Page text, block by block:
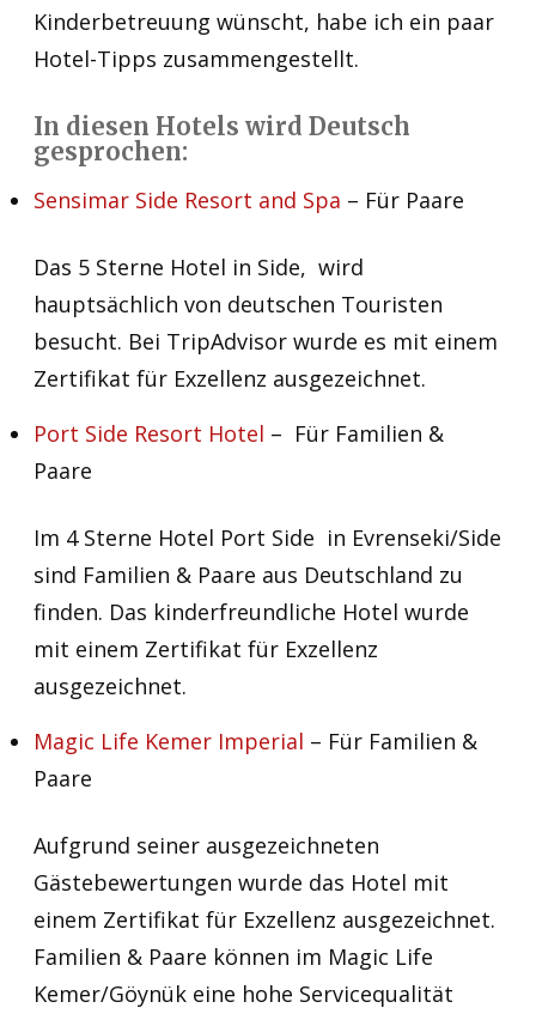
Kinderbetreuung wünscht, habe ich ein paar
Hotel-Tipps zusammengestellt.
In diesen Hotels wird Deutsch
gesprochen:
Sensimar Side Resort and Spa – Für Paare
Das 5 Sterne Hotel in Side, wird
hauptsächlich von deutschen Touristen
besucht. Bei TripAdvisor wurde es mit einem
Zertifikat für Exzellenz ausgezeichnet.
Port Side Resort Hotel – Für Familien &
Paare
Im 4 Sterne Hotel Port Side in Evrenseki/Side
sind Familien & Paare aus Deutschland zu
finden. Das kinderfreundliche Hotel wurde
mit einem Zertifikat für Exzellenz
ausgezeichnet.
Magic Life Kemer Imperial – Für Familien &
Paare
Aufgrund seiner ausgezeichneten
Gästebewertungen wurde das Hotel mit
einem Zertifikat für Exzellenz ausgezeichnet.
Familien & Paare können im Magic Life
Kemer/Göynük eine hohe Servicequalität